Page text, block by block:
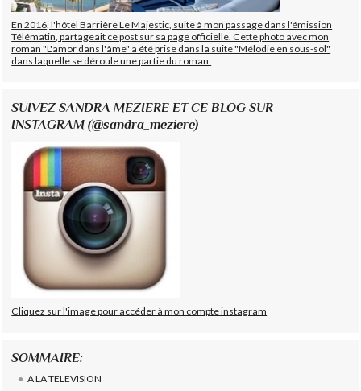
En 2016, l'hôtel Barrière Le Majestic, suite à mon passage dans l'émission
Télématin, partageait ce post sur sa page officielle. Cette photo avec mon
roman "L'amor dans l'âme" a été prise dans la suite "Mélodie en sous-sol"
dans laquelle se déroule une partie du roman.
SUIVEZ SANDRA MEZIERE ET CE BLOG SUR
INSTAGRAM (@sandra_meziere)
Cliquez sur l'image pour accéder à mon compte instagram
SOMMAIRE:
A LA TELEVISION